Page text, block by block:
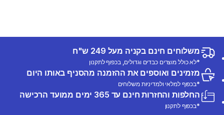
משלוחים חינם בקניה מעל 249 ש"ח
*לא כולל מוצרים כבדים וגדולים, בכפוף לתקנון
מזמינים ואוספים את ההזמנה מהסניף באותו היום
*בכפוף למלאי ולמדיניות משלוחים
החלפות והחזרות חינם עד 365 ימים ממועד הרכישה
*בכפוף לתקנון